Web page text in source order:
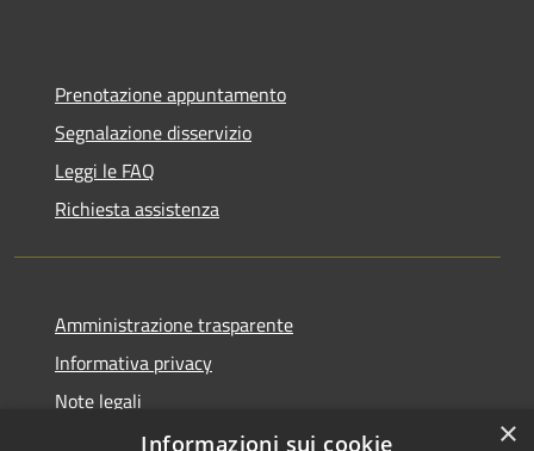
Prenotazione appuntamento
Segnalazione disservizio
Leggi le FAQ
Richiesta assistenza
Amministrazione trasparente
Informativa privacy
Note legali
Dichiarazione di accessibilità
×
Informazioni sui cookie